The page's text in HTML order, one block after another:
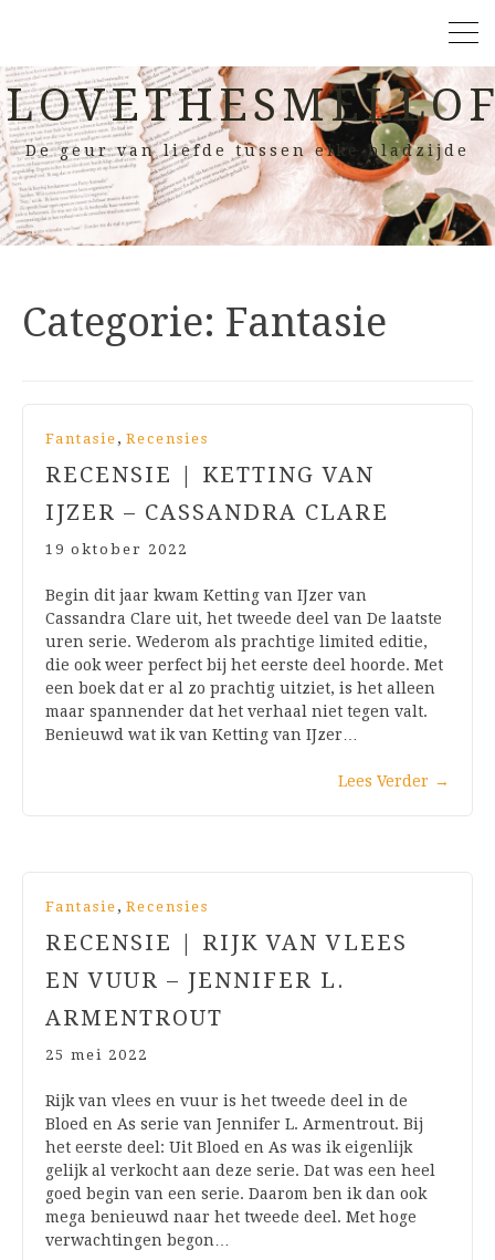
De geur van liefde tussen elke bladzijde
Categorie: Fantasie
Fantasie , Recensies
RECENSIE | KETTING VAN
IJZER – CASSANDRA CLARE
19 oktober 2022
Begin dit jaar kwam Ketting van IJzer van
Cassandra Clare uit, het tweede deel van De laatste
uren serie. Wederom als prachtige limited editie,
die ook weer perfect bij het eerste deel hoorde. Met
een boek dat er al zo prachtig uitziet, is het alleen
maar spannender dat het verhaal niet tegen valt.
Benieuwd wat ik van Ketting van IJzer…
Lees Verder →
Fantasie , Recensies
RECENSIE | RIJK VAN VLEES
EN VUUR – JENNIFER L.
ARMENTROUT
25 mei 2022
Rijk van vlees en vuur is het tweede deel in de
Bloed en As serie van Jennifer L. Armentrout. Bij
het eerste deel: Uit Bloed en As was ik eigenlijk
gelijk al verkocht aan deze serie. Dat was een heel
goed begin van een serie. Daarom ben ik dan ook
mega benieuwd naar het tweede deel. Met hoge
verwachtingen begon…